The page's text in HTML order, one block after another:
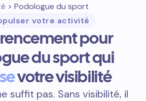
> Podologue du sport
votre activité
pour
du sport qui
votre visibilité
suffit pas. Sans visibilité, il